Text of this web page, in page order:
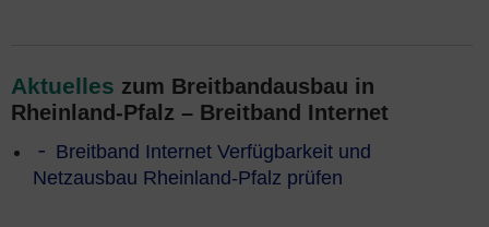
Aktuelles zum Breitbandausbau in
Rheinland-Pfalz – Breitband Internet
Breitband Internet Verfügbarkeit und
Netzausbau Rheinland-Pfalz prüfen